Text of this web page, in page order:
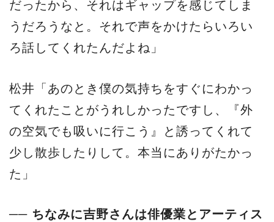
だったから、それはギャップを感じてしま
うだろうなと。それで声をかけたらいろい
ろ話してくれたんだよね」
松井「あのとき僕の気持ちをすぐにわかっ
てくれたことがうれしかったですし、『外
の空気でも吸いに行こう』と誘ってくれて
少し散歩したりして。本当にありがたかっ
た」
── ちなみに吉野さんは俳優業とアーティス